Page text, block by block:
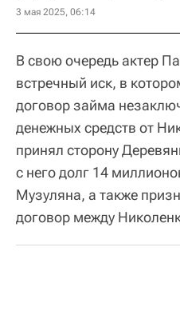
3 мая 2025, 06:14
В свою очередь актер
встречный иск, в
договор займа
денежных средств от
принял сторону
с него долг 14
Музуляна, а также
договор между